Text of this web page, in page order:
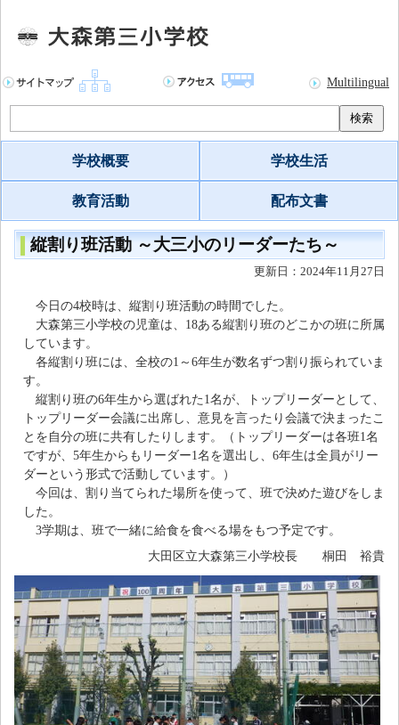
Multilingual
検索
学校概要 学校生活
教育活動 配布文書
縦割り班活動 ～大三小のリーダーたち～
更新日：2024年11月27日
今日の4校時は、縦割り班活動の時間でした。
大森第三小学校の児童は、18ある縦割り班のどこかの班に所属
しています。
各縦割り班には、全校の1～6年生が数名ずつ割り振られていま
す。
縦割り班の6年生から選ばれた1名が、トップリーダーとして、
トップリーダー会議に出席し、意見を言ったり会議で決まったこ
とを自分の班に共有したりします。（トップリーダーは各班1名
ですが、5年生からもリーダー1名を選出し、6年生は全員がリー
ダーという形式で活動しています。）
今回は、割り当てられた場所を使って、班で決めた遊びをしま
した。
3学期は、班で一緒に給食を食べる場をもつ予定です。
大田区立大森第三小学校長 桐田 裕貴